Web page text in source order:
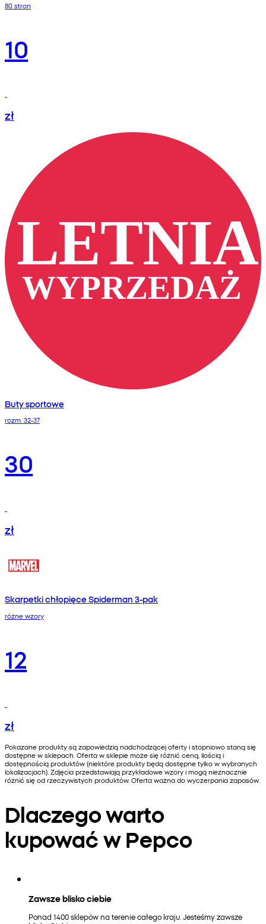
80 stron
10
zł
Buty sportowe
rozm. 32-37
30
zł
Skarpetki chłopięce Spiderman 3-pak
różne wzory
12
zł
Pokazane produkty są zapowiedzią nadchodzącej oferty i stopniowo staną się
dostępne w sklepach. Oferta w sklepie może się różnić ceną, ilością i
dostępnością produktów (niektóre produkty będą dostępne tylko w wybranych
lokalizacjach). Zdjęcia przedstawiają przykładowe wzory i mogą nieznacznie
różnić się od rzeczywistych produktów. Oferta ważna do wyczerpania zapasów.
Dlaczego warto
kupować w Pepco
Zawsze blisko ciebie
Ponad 1400 sklepów na terenie całego kraju. Jesteśmy zawsze